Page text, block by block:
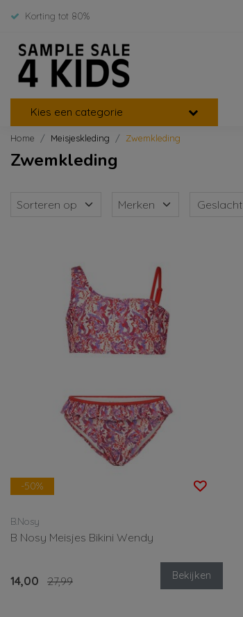
Korting tot 80%
Kies een categorie
Home Meisjeskleding Zwemkleding
Zwemkleding
Sorteren op Merken Geslacht
-50%
B.Nosy
B Nosy Meisjes Bikini Wendy
14,00 27,99 Bekijken